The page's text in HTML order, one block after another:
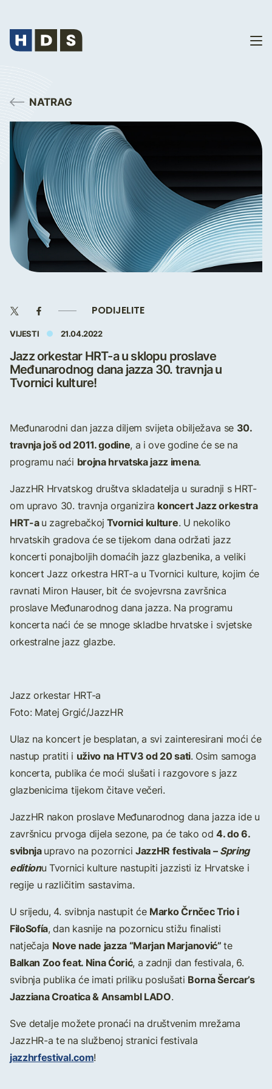
NATRAG
PODIJELITE
VIJESTI 21.04.2022
Jazz orkestar HRT-a u sklopu proslave
Međunarodnog dana jazza 30. travnja u
Tvornici kulture!
Međunarodni dan jazza diljem svijeta obilježava se 30.
travnja još od 2011. godine, a i ove godine će se na
programu naći brojna hrvatska jazz imena.
JazzHR Hrvatskog društva skladatelja u suradnji s HRT-
om upravo 30. travnja organizira koncert Jazz orkestra
HRT-au zagrebačkoj Tvornici kulture. U nekoliko
hrvatskih gradova će se tijekom dana održati jazz
koncerti ponajboljih domaćih jazz glazbenika, a veliki
koncert Jazz orkestra HRT-a u Tvornici kulture, kojim će
ravnati Miron Hauser, bit će svojevrsna završnica
proslave Međunarodnog dana jazza. Na programu
koncerta naći će se mnoge skladbe hrvatske i svjetske
orkestralne jazz glazbe.
Jazz orkestar HRT-a
Foto: Matej Grgić/JazzHR
Ulaz na koncert je besplatan, a svi zainteresirani moći će
nastup pratiti i uživo na HTV3 od 20 sati. Osim samoga
koncerta, publika će moći slušati i razgovore s jazz
glazbenicima tijekom čitave večeri.
JazzHR nakon proslave Međunarodnog dana jazza ide u
završnicu prvoga dijela sezone, pa će tako od4. do 6.
svibnjaupravo na pozorniciJazzHR festivala –Spring
editionu Tvornici kulture nastupiti jazzisti iz Hrvatske i
regije u različitim sastavima.
U srijedu, 4. svibnja nastupit će Marko Črnčec Trio i
FiloSofía, dan kasnije na pozornicu stižu finalisti
natječaja Nove nade jazza “Marjan Marjanović”te
Balkan Zoo feat. Nina Ćorić, a zadnji dan festivala, 6.
svibnja publika će imati priliku poslušati Borna Šercar’s
Jazziana Croatica & Ansambl LADO.
Sve detalje možete pronaći na društvenim mrežama
JazzHR-a te na službenoj stranici festivala
jazzhrfestival.com!